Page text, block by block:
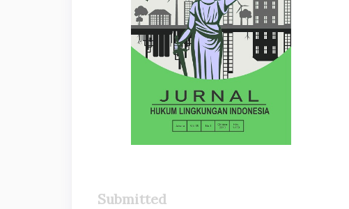
Submitted